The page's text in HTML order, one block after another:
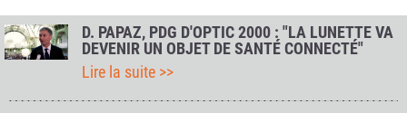
D. PAPAZ, PDG D'OPTIC 2000 : "LA LUNETTE VA
DEVENIR UN OBJET DE SANTÉ CONNECTÉ"
Lire la suite >>